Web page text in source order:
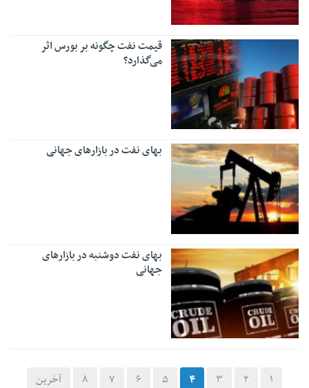
قیمت نفت چگونه بر بورس اثر
می‌گذارد؟
بهای نفت در بازارهای جهانی
بهای نفت دوشنبه در بازارهای
جهانی
1
2
3
4
5
6
7
8 آخرین